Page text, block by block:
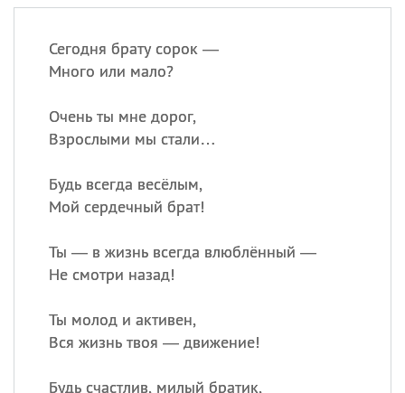
Сегодня брату сорок —
Много или мало?
Очень ты мне дорог,
Взрослыми мы стали…
Будь всегда весёлым,
Мой сердечный брат!
Ты — в жизнь всегда влюблённый —
Не смотри назад!
Ты молод и активен,
Вся жизнь твоя — движение!
Будь счастлив, милый братик,